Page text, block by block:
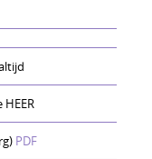
PDF